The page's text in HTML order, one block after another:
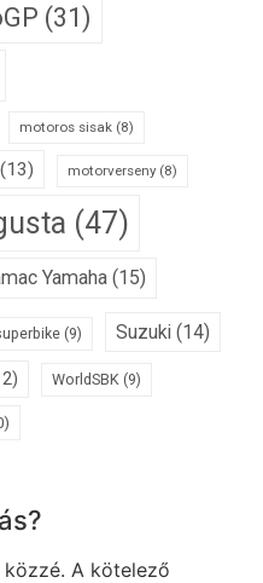
(31)
motoros sisak (8)
(13) motorverseny(8)
(47)
Yamaha (15)
(9) Suzuki (14)
WorldSBK (9)
A kötelező